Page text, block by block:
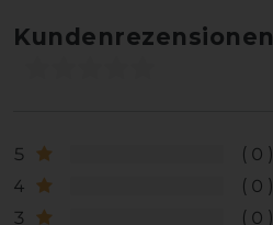
Kundenrezensionen
5
0
4
0
3
0